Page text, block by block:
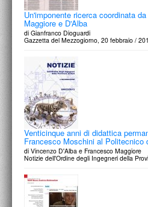
Un'imponente ricerca coordinata
Maggiore e D'Alba
di Gianfranco Dioguardi
Gazzetta del Mezzogiorno, 20 febbraio /
Venticinque anni di didattica
Francesco Moschini al Politecnico
di Vincenzo D'Alba e Francesco Maggiore
Notizie dell'Ordine degli Ingegneri della